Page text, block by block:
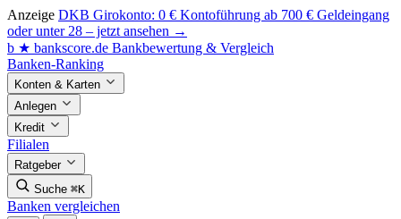
Anzeige DKB Girokonto: 0 € Kontoführung ab 700 € Geldeingang
oder unter 28 – jetzt ansehen →
b ★ bankscore.de Bankbewertung & Vergleich
Banken-Ranking
Konten & Karten
Anlegen
Kredit
Filialen
Ratgeber
Suche ⌘K
Banken vergleichen